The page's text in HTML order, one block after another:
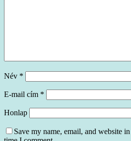
Név *
E-mail cím *
Honlap
Save my name, email, and website